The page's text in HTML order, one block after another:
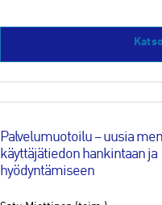
Palvelumuotoilu – uusia
käyttäjätiedon hankintaan ja
hyödyntämiseen